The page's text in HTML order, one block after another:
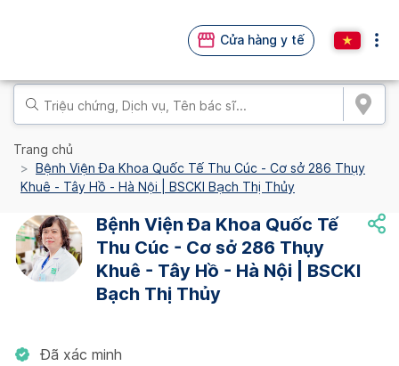
Cửa hàng y tế
Trang chủ
Bệnh Viện Đa Khoa Quốc Tế Thu Cúc - Cơ sở 286 Thụy
Khuê - Tây Hồ - Hà Nội | BSCKI Bạch Thị Thủy
Bệnh Viện Đa Khoa Quốc Tế
Thu Cúc - Cơ sở 286 Thụy
Khuê - Tây Hồ - Hà Nội | BSCKI
Bạch Thị Thủy
Đã xác minh